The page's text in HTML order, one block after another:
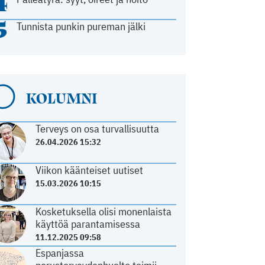
Tunnista punkin pureman jälki
KOLUMNI
Terveys on osa turvallisuutta
26.04.2026 15:32
Viikon käänteiset uutiset
15.03.2026 10:15
Kosketuksella olisi monenlaista
käyttöä parantamisessa
11.12.2025 09:58
Espanjassa